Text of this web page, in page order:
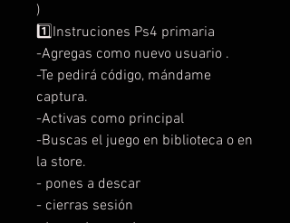
)
1️⃣Instruciones Ps4 primaria
-Agregas como nuevo usuario .
-Te pedirá código, mándame
captura.
-Activas como principal
-Buscas el juego en biblioteca o en
la store.
- pones a descar
- cierras sesión